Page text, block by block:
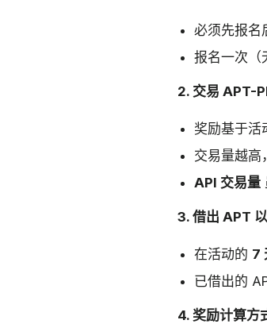
必须先报名
报名一次（
2. 交易 APT-
奖励基于活
交易量越高
API 交易量
3. 借出 APT
在活动的 7
已借出的
4. 奖励计算方